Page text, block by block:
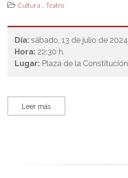
Cultura , Teatro
Día: sábado, 13 de julio de 2024
Hora: 22:30 h.
Lugar: Plaza de la Constitución
Leer más